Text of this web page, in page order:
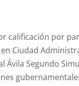
calificación por
Ciudad
Ávila Segundo